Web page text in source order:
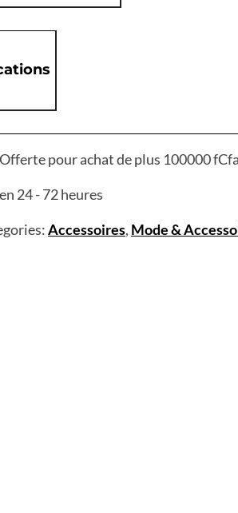
pour achat de plus 100000 fCfa
24 - 72 heures
Accessoires, Mode &